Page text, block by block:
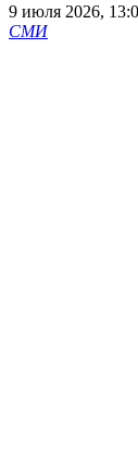
9 июля 2026,
СМИ